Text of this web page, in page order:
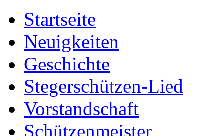
Startseite
Neuigkeiten
Geschichte
Stegerschützen-Lied
Vorstandschaft
Schützenmeister